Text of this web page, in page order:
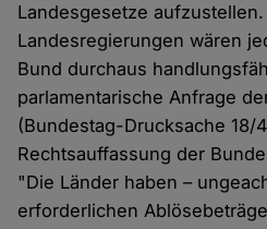
Landesgesetze
Landesregierungen wären
Bund durchaus
parlamentarische Anfrage
(Bundestag-Drucksache 18/
Rechtsauffassung der
"Die Länder haben –
erforderlichen